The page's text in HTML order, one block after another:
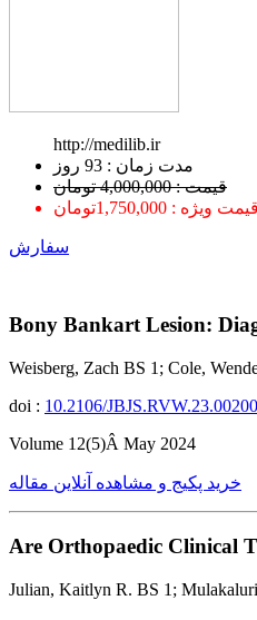
http://medilib.ir
ﻣﺪﺕ ﺯﻣﺎﻥ : 93 ﺭﻭﺯ
قیمت : 4,000,000 تومان
قیمت ویژه : 1,750,000تومان
سفارش
Bony Bankart Lesion:
Weisberg, Zach BS 1; Cole,
doi : 10.2106/JBJS.RVW.23.00200
Volume 12(5)Â May 2024
خرید پکیج و مشاهده آنلاین مقاله
Are Orthopaedic Clinical
Julian, Kaitlyn R. BS 1;